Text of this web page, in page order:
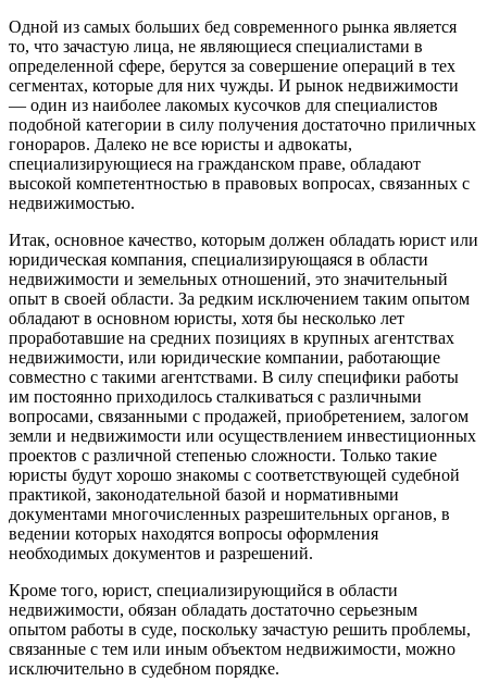
Одной из самых больших бед современного рынка является
то, что зачастую лица, не являющиеся специалистами в
определенной сфере, берутся за совершение операций в тех
сегментах, которые для них чужды. И рынок недвижимости
— один из наиболее лакомых кусочков для специалистов
подобной категории в силу получения достаточно приличных
гонораров. Далеко не все юристы и адвокаты,
специализирующиеся на гражданском праве, обладают
высокой компетентностью в правовых вопросах, связанных с
недвижимостью.
Итак, основное качество, которым должен обладать юрист или
юридическая компания, специализирующаяся в области
недвижимости и земельных отношений, это значительный
опыт в своей области. За редким исключением таким опытом
обладают в основном юристы, хотя бы несколько лет
проработавшие на средних позициях в крупных агентствах
недвижимости, или юридические компании, работающие
совместно с такими агентствами. В силу специфики работы
им постоянно приходилось сталкиваться с различными
вопросами, связанными с продажей, приобретением, залогом
земли и недвижимости или осуществлением инвестиционных
проектов с различной степенью сложности. Только такие
юристы будут хорошо знакомы с соответствующей судебной
практикой, законодательной базой и нормативными
документами многочисленных разрешительных органов, в
ведении которых находятся вопросы оформления
необходимых документов и разрешений.
Кроме того, юрист, специализирующийся в области
недвижимости, обязан обладать достаточно серьезным
опытом работы в суде, поскольку зачастую решить проблемы,
связанные с тем или иным объектом недвижимости, можно
исключительно в судебном порядке.